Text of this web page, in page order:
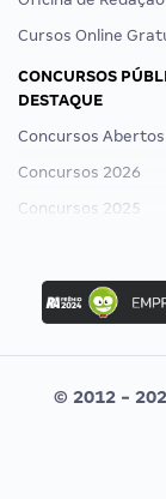
Cursos Online
CONCURSOS
DESTAQUE
Concursos Abertos
Concursos 2026
Concursos 2025
Concurso Ibama
Concurso MPU
Editais publicados
CONCURSOS POR
© 2012 -